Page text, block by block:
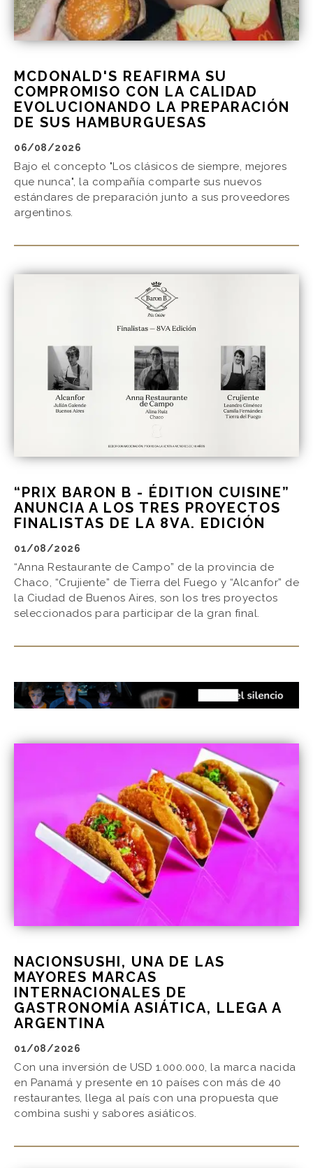
MCDONALD'S REAFIRMA SU
COMPROMISO CON LA CALIDAD
EVOLUCIONANDO LA PREPARACIÓN
DE SUS HAMBURGUESAS
06/08/2026
Bajo el concepto "Los clásicos de siempre, mejores
que nunca", la compañía comparte sus nuevos
estándares de preparación junto a sus proveedores
argentinos.
“PRIX BARON B - ÉDITION CUISINE”
ANUNCIA A LOS TRES PROYECTOS
FINALISTAS DE LA 8VA. EDICIÓN
01/08/2026
“Anna Restaurante de Campo” de la provincia de
Chaco, “Crujiente” de Tierra del Fuego y “Alcanfor” de
la Ciudad de Buenos Aires, son los tres proyectos
seleccionados para participar de la gran final.
NACIONSUSHI, UNA DE LAS
MAYORES MARCAS
INTERNACIONALES DE
GASTRONOMÍA ASIÁTICA, LLEGA A
ARGENTINA
01/08/2026
Con una inversión de USD 1.000.000, la marca nacida
en Panamá y presente en 10 países con más de 40
restaurantes, llega al país con una propuesta que
combina sushi y sabores asiáticos.